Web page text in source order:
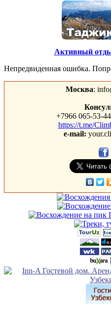
Активный
Непредвиденная ошибка.
Москва:
+7966 065-53-
https://t.me/
e-mail: